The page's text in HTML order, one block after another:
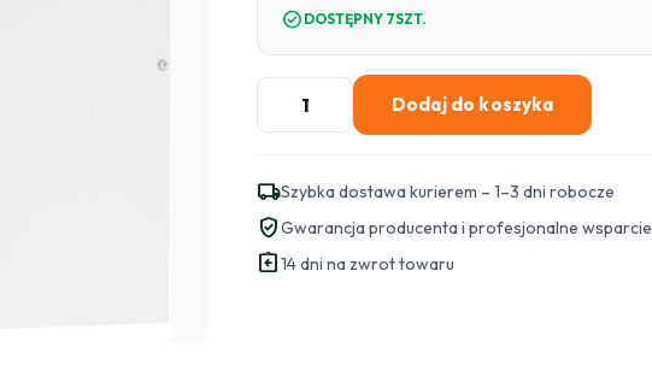
check_circle DOSTĘPNY 7SZT.
ilość
SWITCH
DO
8
KAMER
IP
Dodaj do koszyka
local_shippingSzybka dostawa kurierem – 1–3 dni robocze
verified_userGwarancja producenta i profesjonalne wsparcie
assignment_return14 dni na zwrot towaru